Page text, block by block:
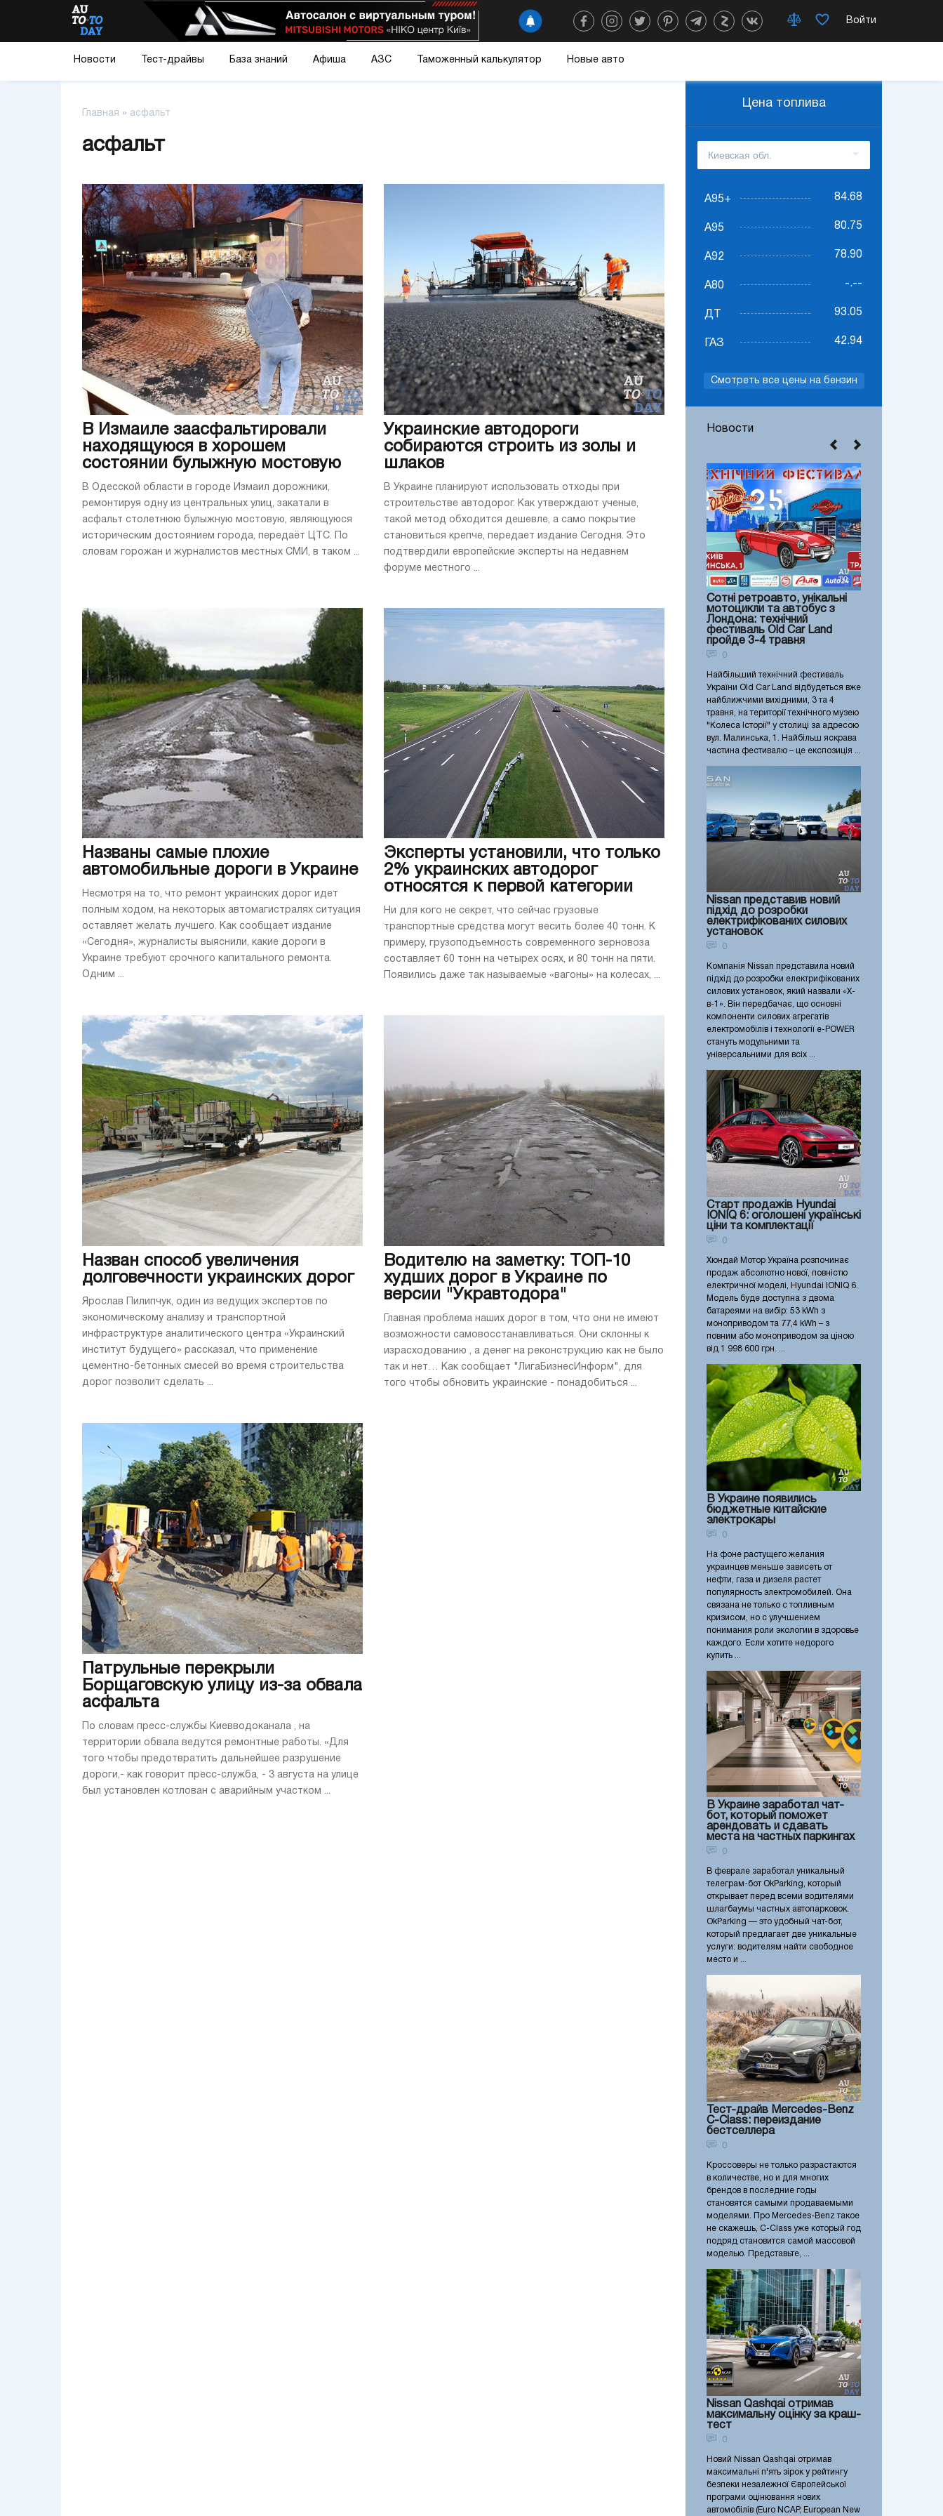
Войти
Новости Тест-драйвы База знаний Афиша АЗС Таможенный калькулятор Новые авто
Главная » асфальт
асфальт
В Измаиле заасфальтировали
находящуюся в хорошем
состоянии булыжную мостовую
В Одесской области в городе Измаил дорожники,
ремонтируя одну из центральных улиц, закатали в
асфальт столетнюю булыжную мостовую, являющуюся
историческим достоянием города, передаёт ЦТС. По
словам горожан и журналистов местных СМИ, в таком ...
Украинские автодороги
собираются строить из золы и
шлаков
В Украине планируют использовать отходы при
строительстве автодорог. Как утверждают ученые,
такой метод обходится дешевле, а само покрытие
становиться крепче, передает издание Сегодня. Это
подтвердили европейские эксперты на недавнем
форуме местного ...
Названы самые плохие
автомобильные дороги в Украине
Несмотря на то, что ремонт украинских дорог идет
полным ходом, на некоторых автомагистралях ситуация
оставляет желать лучшего. Как сообщает издание
«Сегодня», журналисты выяснили, какие дороги в
Украине требуют срочного капитального ремонта.
Одним ...
Эксперты установили, что только
2% украинских автодорог
относятся к первой категории
Ни для кого не секрет, что сейчас грузовые
транспортные средства могут весить более 40 тонн. К
примеру, грузоподъемность современного зерновоза
составляет 60 тонн на четырех осях, и 80 тонн на пяти.
Появились даже так называемые «вагоны» на колесах, ...
Назван способ увеличения
долговечности украинских дорог
Ярослав Пилипчук, один из ведущих экспертов по
экономическому анализу и транспортной
инфраструктуре аналитического центра «Украинский
институт будущего» рассказал, что применение
цементно-бетонных смесей во время строительства
дорог позволит сделать ...
Водителю на заметку: ТОП-10
худших дорог в Украине по
версии "Укравтодора"
Главная проблема наших дорог в том, что они не имеют
возможности самовосстанавливаться. Они склонны к
израсходованию , а денег на реконструкцию как не было
так и нет… Как сообщает "ЛигаБизнесИнформ", для
того чтобы обновить украинские - понадобиться ...
Патрульные перекрыли
Борщаговскую улицу из-за обвала
асфальта
По словам пресс-службы Киевводоканала , на
территории обвала ведутся ремонтные работы. «Для
того чтобы предотвратить дальнейшее разрушение
дороги,- как говорит пресс-служба, - 3 августа на улице
был установлен котлован с аварийным участком ...
Цена топлива
А95+ 84.68
А95 80.75
А92 78.90
А80 -.--
ДТ 93.05
ГАЗ 42.94
Смотреть все цены на бензин
Новости
Сотні ретроавто, унікальні
мотоцикли та автобус з
Лондона: технічний
фестиваль Old Car Land
пройде 3-4 травня
0
Найбільший технічний фестиваль
України Old Car Land відбудеться вже
найближчими вихідними, 3 та 4
травня, на території технічного музею
"Колеса Історії" у столиці за адресою
вул. Малинська, 1. Найбільш яскрава
частина фестивалю – це експозиція ...
Nissan представив новий
підхід до розробки
електрифікованих силових
установок
0
Компанія Nissan представила новий
підхід до розробки електрифікованих
силових установок, який назвали «X-
в-1». Він передбачає, що основні
компоненти силових агрегатів
електромобілів і технології e-POWER
стануть модульними та
універсальними для всіх ...
Старт продажів Hyundai
IONIQ 6: оголошені українські
ціни та комплектації
0
Хюндай Мотор Україна розпочинає
продаж абсолютно нової, повністю
електричної моделі, Hyundai IONIQ 6.
Модель буде доступна з двома
батареями на вибір: 53 kWh з
моноприводом та 77,4 kWh – з
повним або моноприводом за ціною
від 1 998 600 грн. ...
В Украине появились
бюджетные китайские
электрокары
0
На фоне растущего желания
украинцев меньше зависеть от
нефти, газа и дизеля растет
популярность электромобилей. Она
связана не только с топливным
кризисом, но с улучшением
понимания роли экологии в здоровье
каждого. Если хотите недорого
купить ...
В Украине заработал чат-
бот, который поможет
арендовать и сдавать
места на частных паркингах
0
В феврале заработал уникальный
телеграм-бот OkParking, который
открывает перед всеми водителями
шлагбаумы частных автопарковок.
OkParking — это удобный чат-бот,
который предлагает две уникальные
услуги: водителям найти свободное
место и ...
Тест-драйв Mercedes-Benz
C-Class: переиздание
бестселлера
0
Кроссоверы не только разрастаются
в количестве, но и для многих
брендов в последние годы
становятся самыми продаваемыми
моделями. Про Mercedes-Benz такое
не скажешь, C-Class уже который год
подряд становится самой массовой
моделью. Представьте, ...
Nissan Qashqai отримав
максимальну оцінку за краш-
тест
0
Новий Nissan Qashqai отримав
максимальні п'ять зірок у рейтингу
безпеки незалежної Європейської
програми оцінювання нових
автомобілів (Euro NCAP, European New